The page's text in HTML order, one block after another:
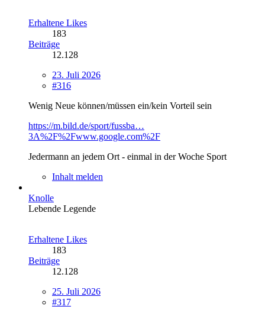
Erhaltene Likes
183
Beiträge
12.128
23. Juli 2026
#316
Wenig Neue können/müssen ein/kein Vorteil sein
https://m.bild.de/sport/fussba…
3A%2F%2Fwww.google.com%2F
Jedermann an jedem Ort - einmal in der Woche Sport
Inhalt melden
Knolle
Lebende Legende
Erhaltene Likes
183
Beiträge
12.128
25. Juli 2026
#317